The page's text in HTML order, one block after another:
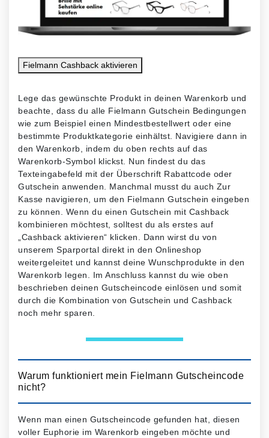
Fielmann Cashback aktivieren
Lege das gewünschte Produkt in deinen Warenkorb und
beachte, dass du alle Fielmann Gutschein Bedingungen
wie zum Beispiel einen Mindestbestellwert oder eine
bestimmte Produktkategorie einhältst. Navigiere dann in
den Warenkorb, indem du oben rechts auf das
Warenkorb-Symbol klickst. Nun findest du das
Texteingabefeld mit der Überschrift Rabattcode oder
Gutschein anwenden. Manchmal musst du auch Zur
Kasse navigieren, um den Fielmann Gutschein eingeben
zu können. Wenn du einen Gutschein mit Cashback
kombinieren möchtest, solltest du als erstes auf
„Cashback aktivieren“ klicken. Dann wirst du von
unserem Sparportal direkt in den Onlineshop
weitergeleitet und kannst deine Wunschprodukte in den
Warenkorb legen. Im Anschluss kannst du wie oben
beschrieben deinen Gutscheincode einlösen und somit
durch die Kombination von Gutschein und Cashback
noch mehr sparen.
Warum funktioniert mein Fielmann Gutscheincode
nicht?
Wenn man einen Gutscheincode gefunden hat, diesen
voller Euphorie im Warenkorb eingeben möchte und